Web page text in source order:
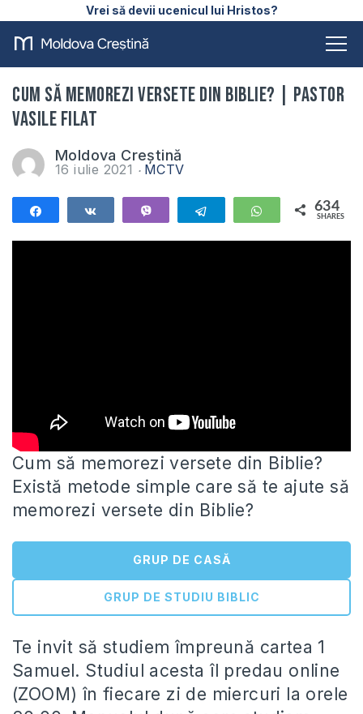
Vrei să devii ucenicul lui Hristos?
Cum să memorezi versete din Biblie? | Pastor
Vasile Filat
Moldova Creștină
16 iulie 2021 MCTV
Telegram WhatsApp
634
SHARES
Cum să memorezi versete din Biblie?
Există metode simple care să te ajute să
memorezi versete din Biblie?
GRUP DE CASĂ
GRUP DE STUDIU BIBLIC
Te invit să studiem împreună cartea 1
Samuel. Studiul acesta îl predau online
(ZOOM) în fiecare zi de miercuri la orele